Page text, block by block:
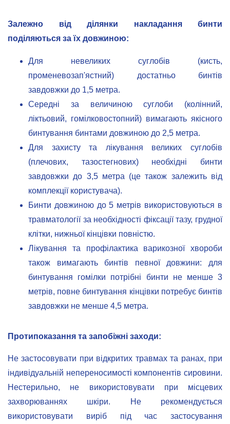
Залежно від ділянки накладання бинти
поділяються за їх довжиною:
Для невеликих суглобів (кисть,
променевозап'ястний) достатньо бинтів
завдовжки до 1,5 метра.
Середні за величиною суглоби (колінний,
ліктьовий, гомілковостопний) вимагають якісного
бинтування бинтами довжиною до 2,5 метра.
Для захисту та лікування великих суглобів
(плечових, тазостегнових) необхідні бинти
завдовжки до 3,5 метра (це також залежить від
комплекції користувача).
Бинти довжиною до 5 метрів використовуються в
травматології за необхідності фіксації тазу, грудної
клітки, нижньої кінцівки повністю.
Лікування та профілактика варикозної хвороби
також вимагають бинтів певної довжини: для
бинтування гомілки потрібні бинти не менше 3
метрів, повне бинтування кінцівки потребує бинтів
завдовжки не менше 4,5 метра.
Протипоказання та запобіжні заходи:
Не застосовувати при відкритих травмах та ранах, при
індивідуальній непереносимості компонентів сировини.
Нестерильно, не використовувати при місцевих
захворюваннях шкіри. Не рекомендується
використовувати виріб під час застосування